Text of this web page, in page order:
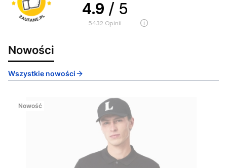
4.9 / 5
5432 opinii
Nowości
Wszystkie nowości
Nowość